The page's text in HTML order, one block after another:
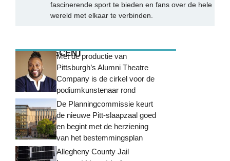
fascinerende sport te bieden en fans over de hele
wereld met elkaar te verbinden.
MEEST RECENTMet de productie van
Pittsburgh’s Alumni Theatre
Company is de cirkel voor de
podiumkunstenaar rond
De Planningcommissie keurt
de nieuwe Pitt-slaapzaal goed
en begint met de herziening
van het bestemmingsplan
Allegheny County Jail